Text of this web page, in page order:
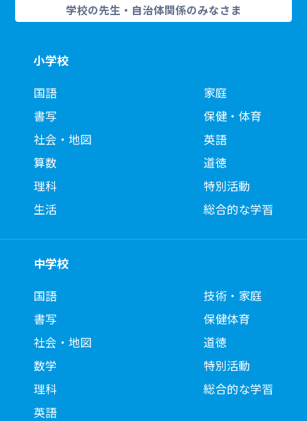
学校の先生・自治体関係のみなさま
小学校
国語
書写
社会・地図
算数
理科
生活
家庭
保健・体育
英語
道徳
特別活動
総合的な学習
中学校
国語
書写
社会・地図
数学
理科
英語
技術・家庭
保健体育
道徳
特別活動
総合的な学習